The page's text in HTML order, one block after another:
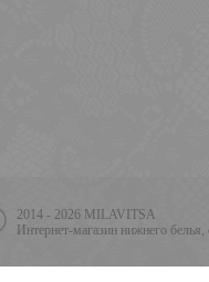
2014 - 2026 MILAVITSA
Интернет-магазин нижнего